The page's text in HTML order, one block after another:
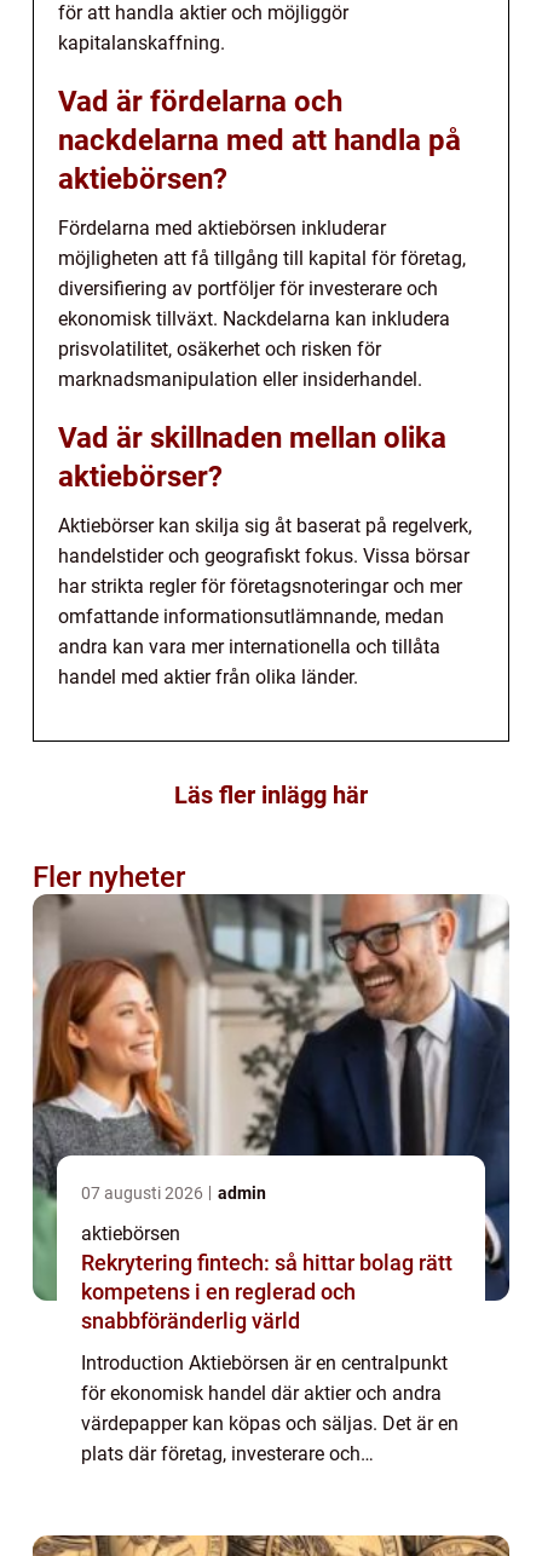
för att handla aktier och möjliggör
kapitalanskaffning.
Vad är fördelarna och
nackdelarna med att handla på
aktiebörsen?
Fördelarna med aktiebörsen inkluderar
möjligheten att få tillgång till kapital för företag,
diversifiering av portföljer för investerare och
ekonomisk tillväxt. Nackdelarna kan inkludera
prisvolatilitet, osäkerhet och risken för
marknadsmanipulation eller insiderhandel.
Vad är skillnaden mellan olika
aktiebörser?
Aktiebörser kan skilja sig åt baserat på regelverk,
handelstider och geografiskt fokus. Vissa börsar
har strikta regler för företagsnoteringar och mer
omfattande informationsutlämnande, medan
andra kan vara mer internationella och tillåta
handel med aktier från olika länder.
Läs fler inlägg här
Fler nyheter
07 augusti 2026 admin
aktiebörsen
Rekrytering fintech: så hittar bolag rätt
kompetens i en reglerad och
snabbföränderlig värld
Introduction Aktiebörsen är en centralpunkt
för ekonomisk handel där aktier och andra
värdepapper kan köpas och säljas. Det är en
plats där företag, investerare och